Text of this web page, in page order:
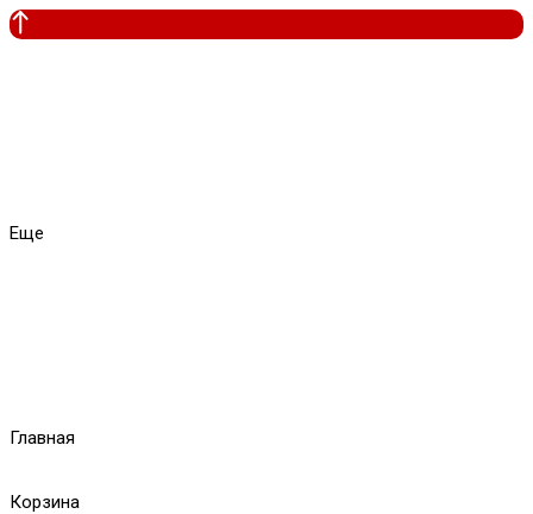
Еще
Главная
Корзина